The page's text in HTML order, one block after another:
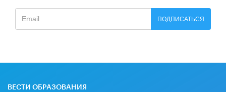
ПОДПИСАТЬСЯ
ВЕСТИ ОБРАЗОВАНИЯ